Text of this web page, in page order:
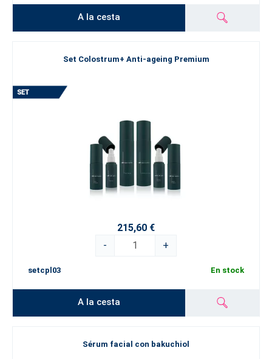
A la cesta
Set Colostrum+ Anti-ageing Premium
215,60 €
-
+
setcpl03 En stock
A la cesta
Sérum facial con bakuchiol